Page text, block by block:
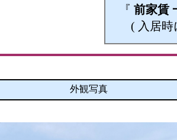
『 前家賃
( 入居時
外観写真